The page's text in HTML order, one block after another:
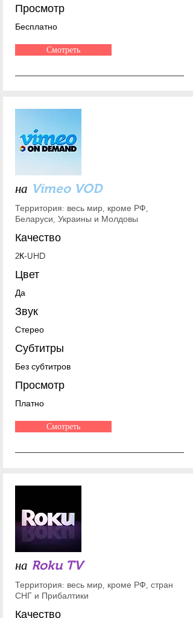
Просмотр
Бесплатно
Смотреть
на Vimeo VOD
Территория: весь мир, кроме РФ,
Беларуси, Украины и Молдовы
Качество
2К-UHD
Цвет
Да
Звук
Стерео
Субтитры
Без субтитров
Просмотр
Платно
Смотреть
на Roku TV
Территория: весь мир, кроме РФ, стран
СНГ и Прибалтики
Качество